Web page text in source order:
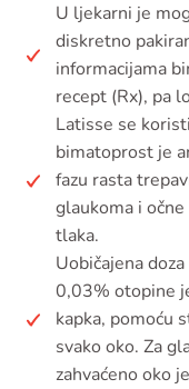
U ljekarni je
diskretno
informacijama
recept (Rx), pa
Latisse se
bimatoprost je
fazu rasta
glaukoma i
tlaka.
Uobičajena
0,03% otopine
kapka, pomoću
svako oko. Za
zahvaćeno oko